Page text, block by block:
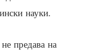
науки.
предава на